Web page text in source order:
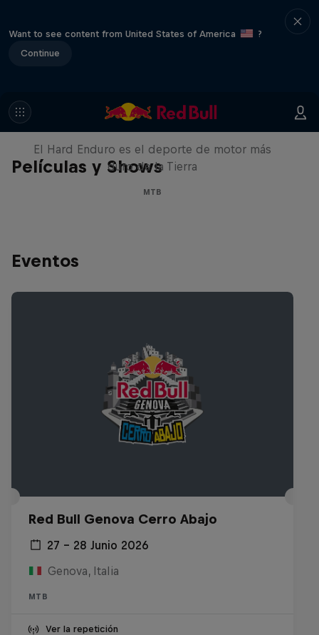
Want to see content from United States of America
?
Continue
Películas y Shows
Hard Enduro 2025: ¿La
temporada más difícil?
El Hard Enduro es el deporte de motor más
duro de la Tierra
MTB
Eventos
Red Bull Genova Cerro Abajo
27 – 28 Junio 2026
Genova, Italia
MTB
Ver la repetición